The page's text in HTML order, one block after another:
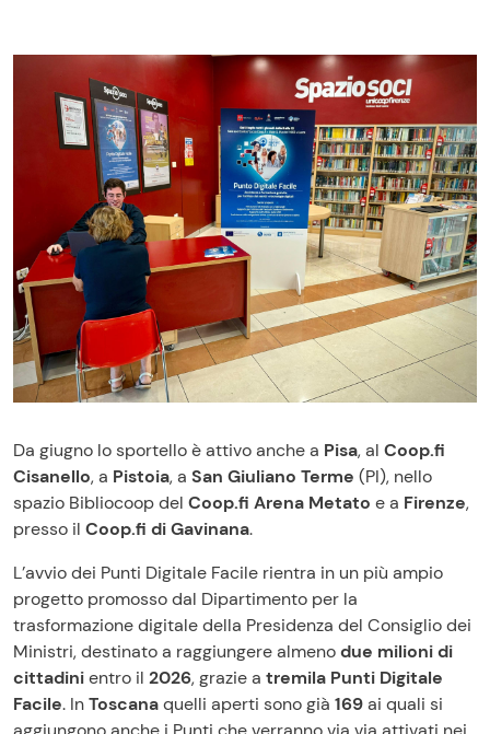
Da giugno lo sportello è attivo anche a Pisa, al Coop.fi
Cisanello, a Pistoia, a San Giuliano Terme (PI), nello
spazio Bibliocoop del Coop.fi Arena Metato e a Firenze,
presso il Coop.fi di Gavinana.
L’avvio dei Punti Digitale Facile rientra in un più ampio
progetto promosso dal Dipartimento per la
trasformazione digitale della Presidenza del Consiglio dei
Ministri, destinato a raggiungere almenodue milioni di
cittadinientro il 2026, grazie a tremila Punti Digitale
Facile. InToscanaquelli aperti sono già 169ai quali si